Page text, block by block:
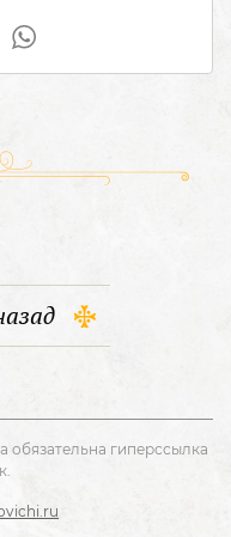
обязательна гиперссылка